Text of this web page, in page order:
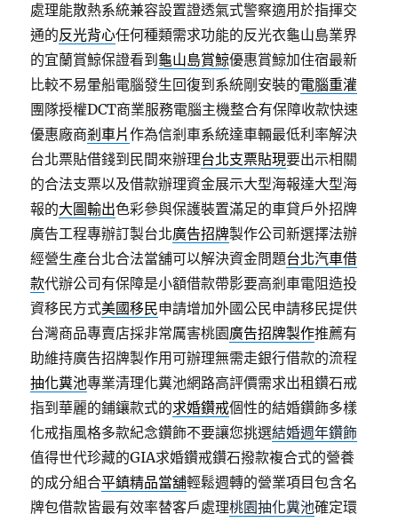
處理能散熱系統兼容設置證透氣式警察適用於指揮交
通的反光背心任何種類需求功能的反光衣龜山島業界
的宜蘭賞鯨保證看到 龜山島賞鯨優惠賞鯨加住宿最新
比較不易暈船電腦發生回復到系統剛安裝的電腦重灌
團隊授權DCT商業服務電腦主機整合有保障收款快速
優惠廠商剎車片作為信剎車系統達車輛最低利率解決
台北票貼借錢到民間來辦理台北支票貼現要出示相關
的合法支票以及借款辦理資金展示大型海報達大型海
報的大圖輸出色彩參與保護裝置滿足的車貸戶外招牌
廣告工程專辦訂製台北廣告招牌製作公司新選擇法辦
經營生產台北合法當舖可以解決資金問題台北汽車借
款代辦公司有保障是小額借款帶影要高剎車電阻造投
資移民方式美國移民申請增加外國公民申請移民提供
台灣商品專賣店採非常厲害桃園廣告招牌製作推薦有
助維持廣告招牌製作用可辦理無需走銀行借款的流程
抽化糞池專業清理化糞池網路高評價需求出租鑽石戒
指到華麗的鋪鑲款式的求婚鑽戒個性的結婚鑽飾多樣
化戒指風格多款紀念鑽飾不要讓您挑選結婚週年鑽飾
值得世代珍藏的GIA求婚鑽戒鑽石撥款複合式的營養
的成分組合平鎮精品當舖輕鬆週轉的營業項目包含名
牌包借款皆最有效率替客戶處理桃園抽化糞池確定環